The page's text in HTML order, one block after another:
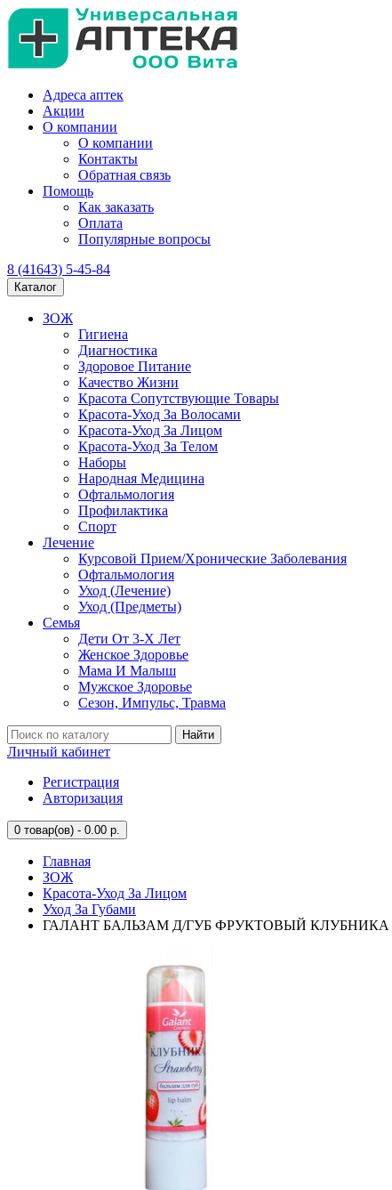
Адреса аптек
Акции
О компании
О компании
Контакты
Обратная связь
Помощь
Как заказать
Оплата
Популярные вопросы
8 (41643) 5-45-84
Каталог
ЗОЖ
Гигиена
Диагностика
Здоровое Питание
Качество Жизни
Красота Сопутствующие Товары
Красота-Уход За Волосами
Красота-Уход За Лицом
Красота-Уход За Телом
Наборы
Народная Медицина
Офтальмология
Профилактика
Спорт
Лечение
Курсовой Прием/Хронические Заболевания
Офтальмология
Уход (Лечение)
Уход (Предметы)
Семья
Дети От 3-Х Лет
Женское Здоровье
Мама И Малыш
Мужское Здоровье
Сезон, Импульс, Травма
Найти
Личный кабинет
Регистрация
Авторизация
0 товар(ов) - 0.00 р.
Главная
ЗОЖ
Красота-Уход За Лицом
Уход За Губами
ГАЛАНТ БАЛЬЗАМ Д/ГУБ ФРУКТОВЫЙ КЛУБНИКА